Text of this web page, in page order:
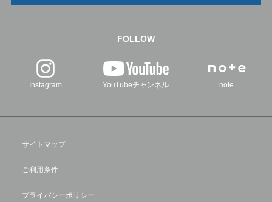
FOLLOW
Instagram YouTubeチャンネル note
サイトマップ
ご利用条件
プライバシーポリシー